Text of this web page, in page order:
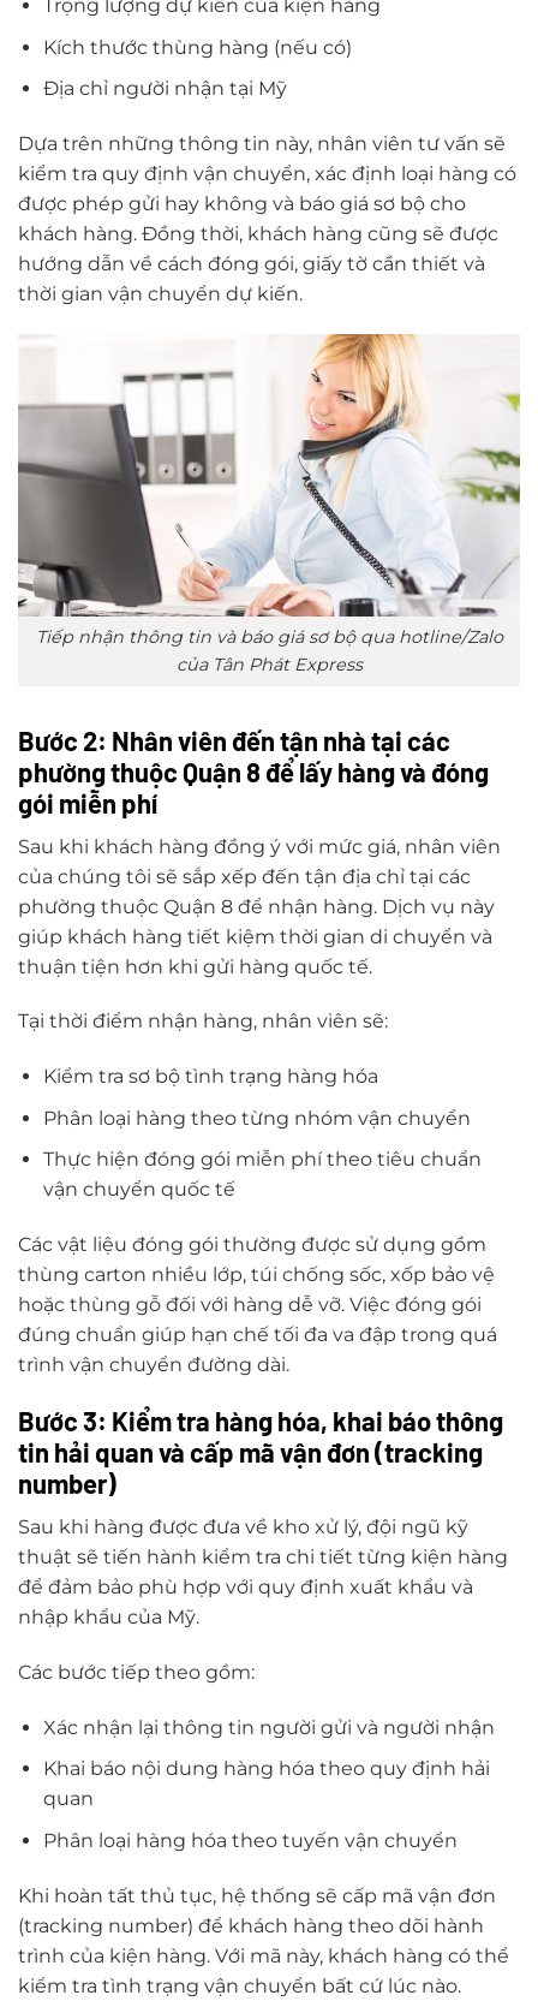
Trọng lượng dự kiến của kiện hàng
Kích thước thùng hàng (nếu có)
Địa chỉ người nhận tại Mỹ
Dựa trên những thông tin này, nhân viên tư vấn sẽ
kiểm tra quy định vận chuyển, xác định loại hàng có
được phép gửi hay không và báo giá sơ bộ cho
khách hàng. Đồng thời, khách hàng cũng sẽ được
hướng dẫn về cách đóng gói, giấy tờ cần thiết và
thời gian vận chuyển dự kiến.
Tiếp nhận thông tin và báo giá sơ bộ qua hotline/Zalo
của Tân Phát Express
Bước 2: Nhân viên đến tận nhà tại các
phường thuộc Quận 8 để lấy hàng và đóng
gói miễn phí
Sau khi khách hàng đồng ý với mức giá, nhân viên
của chúng tôi sẽ sắp xếp đến tận địa chỉ tại các
phường thuộc Quận 8 để nhận hàng. Dịch vụ này
giúp khách hàng tiết kiệm thời gian di chuyển và
thuận tiện hơn khi gửi hàng quốc tế.
Tại thời điểm nhận hàng, nhân viên sẽ:
Kiểm tra sơ bộ tình trạng hàng hóa
Phân loại hàng theo từng nhóm vận chuyển
Thực hiện đóng gói miễn phí theo tiêu chuẩn
vận chuyển quốc tế
Các vật liệu đóng gói thường được sử dụng gồm
thùng carton nhiều lớp, túi chống sốc, xốp bảo vệ
hoặc thùng gỗ đối với hàng dễ vỡ. Việc đóng gói
đúng chuẩn giúp hạn chế tối đa va đập trong quá
trình vận chuyển đường dài.
Bước 3: Kiểm tra hàng hóa, khai báo thông
tin hải quan và cấp mã vận đơn (tracking
number)
Sau khi hàng được đưa về kho xử lý, đội ngũ kỹ
thuật sẽ tiến hành kiểm tra chi tiết từng kiện hàng
để đảm bảo phù hợp với quy định xuất khẩu và
nhập khẩu của Mỹ.
Các bước tiếp theo gồm:
Xác nhận lại thông tin người gửi và người nhận
Khai báo nội dung hàng hóa theo quy định hải
quan
Phân loại hàng hóa theo tuyến vận chuyển
Khi hoàn tất thủ tục, hệ thống sẽ cấp mã vận đơn
(tracking number) để khách hàng theo dõi hành
trình của kiện hàng. Với mã này, khách hàng có thể
kiểm tra tình trạng vận chuyển bất cứ lúc nào.